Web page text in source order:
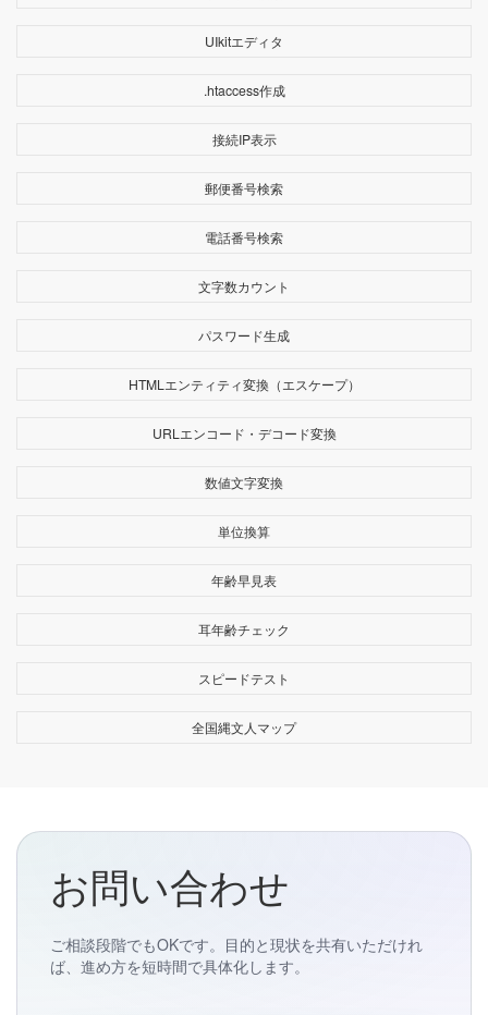
UIkitエディタ
.htaccess作成
接続IP表示
郵便番号検索
電話番号検索
文字数カウント
パスワード生成
HTMLエンティティ変換（エスケープ）
URLエンコード・デコード変換
数値文字変換
単位換算
年齢早見表
耳年齢チェック
スピードテスト
全国縄文人マップ
お問い合わせ
ご相談段階でもOKです。目的と現状を共有いただけれ
ば、進め方を短時間で具体化します。